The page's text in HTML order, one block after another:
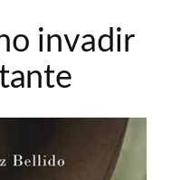
invadir